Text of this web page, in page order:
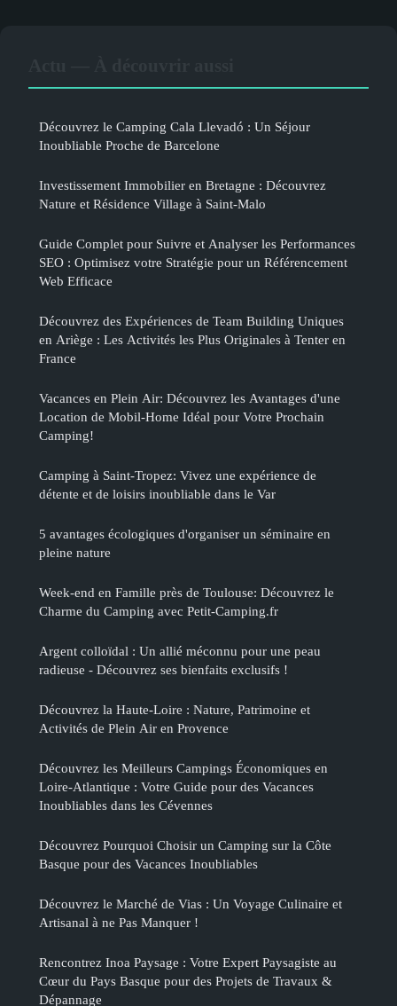
Découvrez le Camping Cala Llevadó : Un Séjour
Inoubliable Proche de Barcelone
Investissement Immobilier en Bretagne : Découvrez
Nature et Résidence Village à Saint-Malo
Guide Complet pour Suivre et Analyser les Performances
SEO : Optimisez votre Stratégie pour un Référencement
Web Efficace
Découvrez des Expériences de Team Building Uniques
en Ariège : Les Activités les Plus Originales à Tenter en
France
Vacances en Plein Air: Découvrez les Avantages d'une
Location de Mobil-Home Idéal pour Votre Prochain
Camping!
Camping à Saint-Tropez: Vivez une expérience de
détente et de loisirs inoubliable dans le Var
5 avantages écologiques d'organiser un séminaire en
pleine nature
Week-end en Famille près de Toulouse: Découvrez le
Charme du Camping avec Petit-Camping.fr
Argent colloïdal : Un allié méconnu pour une peau
radieuse - Découvrez ses bienfaits exclusifs !
Découvrez la Haute-Loire : Nature, Patrimoine et
Activités de Plein Air en Provence
Découvrez les Meilleurs Campings Économiques en
Loire-Atlantique : Votre Guide pour des Vacances
Inoubliables dans les Cévennes
Découvrez Pourquoi Choisir un Camping sur la Côte
Basque pour des Vacances Inoubliables
Découvrez le Marché de Vias : Un Voyage Culinaire et
Artisanal à ne Pas Manquer !
Rencontrez Inoa Paysage : Votre Expert Paysagiste au
Cœur du Pays Basque pour des Projets de Travaux &
Dépannage